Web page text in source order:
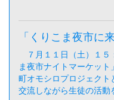
「くりこま夜市に
７月１１日（土）１５
ま夜市ナイトマーケッ
町オモシロプロジェクト
交流しながら生徒の活動